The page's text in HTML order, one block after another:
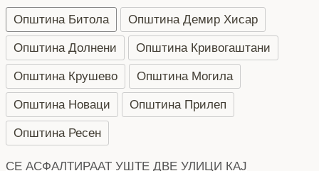
Општина Битола
Општина Демир Хисар
Општина Долнени
Општина Кривогаштани
Општина Крушево
Општина Могила
Општина Новаци
Општина Прилеп
Општина Ресен
СЕ АСФАЛТИРААТ УШТЕ ДВЕ УЛИЦИ КАЈ
ЗДРАВСТВEНИОТ ДОМ
7 август 2026
НОВ ПАРКИНГ ПРОСТОР ВО ЦЕНТАРОТ НА ГРАДОТ